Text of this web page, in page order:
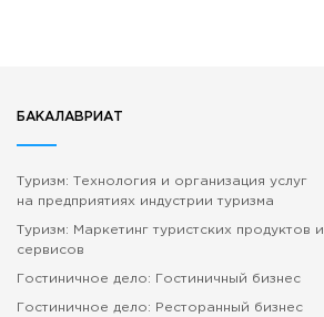
БАКАЛАВРИАТ
Туризм: Технология и организация услуг
на предприятиях индустрии туризма
Туризм: Маркетинг туристских продуктов и
сервисов
Гостиничное дело: Гостиничный бизнес
Гостиничное дело: Ресторанный бизнес